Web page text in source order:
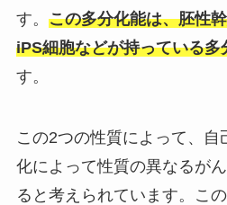
す。 この多分化能は、胚性
iPS細胞などが持っている多
す。
この2つの性質によって、自
化によって性質の異なるが
ると考えられています。こ